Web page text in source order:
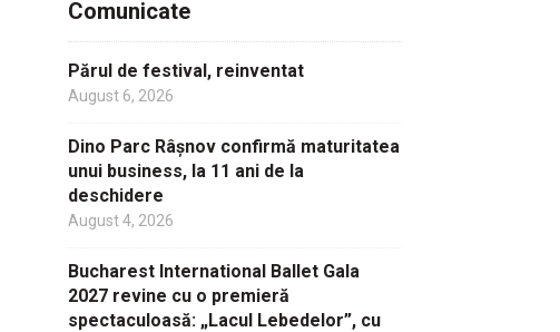
Comunicate
Părul de festival, reinventat
August 6, 2026
Dino Parc Râșnov confirmă maturitatea
unui business, la 11 ani de la
deschidere
August 4, 2026
Bucharest International Ballet Gala
2027 revine cu o premieră
spectaculoasă: „Lacul Lebedelor”, cu